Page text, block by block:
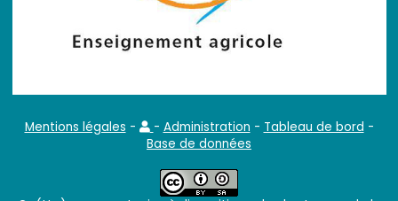
Mentions légales - - Administration - Tableau de bord -
Base de données